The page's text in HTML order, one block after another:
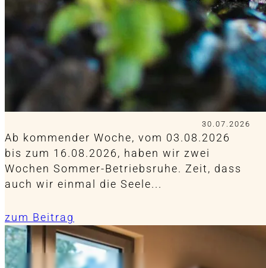
30.07.2026
Ab kommender Woche, vom 03.08.2026
bis zum 16.08.2026, haben wir zwei
Wochen Sommer-Betriebsruhe. Zeit, dass
auch wir einmal die Seele...
zum Beitrag